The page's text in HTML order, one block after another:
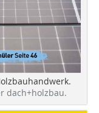
dach+holzbau.